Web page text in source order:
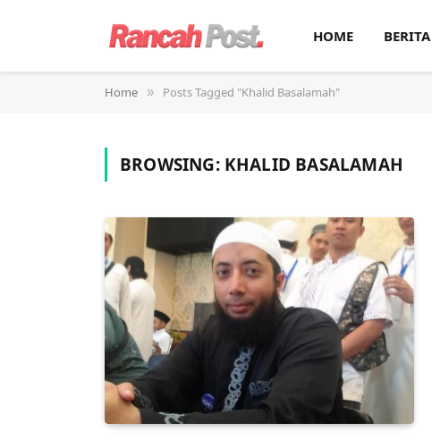
HOME BERITA
Home » Posts Tagged "Khalid Basalamah"
BROWSING: KHALID BASALAMAH